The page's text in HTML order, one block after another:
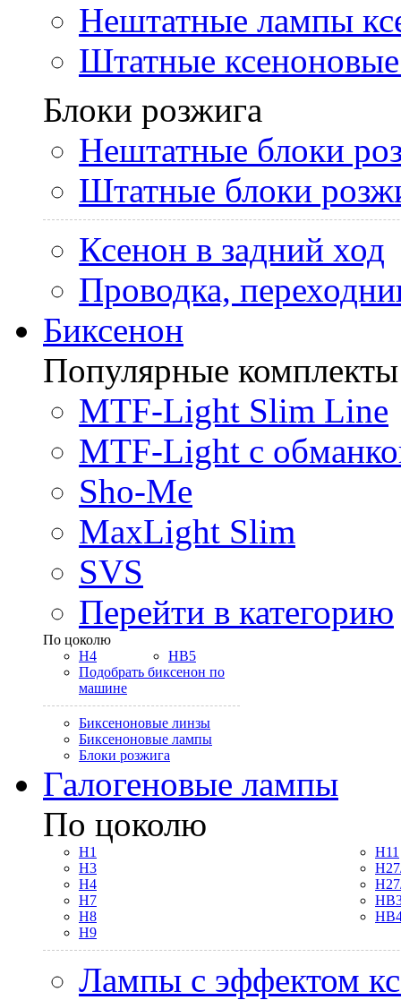
Нештатные лампы
Штатные
Блоки розжига
Нештатные блоки
Штатные блоки
Ксенон в задний ход
Проводка,
Биксенон
Популярные комплекты
MTF-Light Slim Line
MTF-Light с
Sho-Me
MaxLight Slim
SVS
Перейти в категорию
По цоколю
H4
HB5
Подобрать биксенон по
машине
Биксеноновые линзы
Биксеноновые лампы
Блоки розжига
Галогеновые лампы
По цоколю
H1
H3
H4
H7
H8
H9
H11
Лампы с эффектом